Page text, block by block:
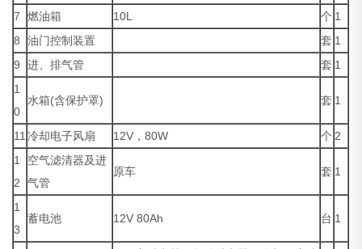
7 燃油箱 10L 个 1
8
油门控制装置 套 1
9
进、排气管 套 1
1
0
水箱(含保护罩) 套 1
11 冷却电子风扇 12V，80W 个 2
1
2
空气滤清器及进
气管
原车 套 1
1
3
蓄电池 12V 80Ah 台 1